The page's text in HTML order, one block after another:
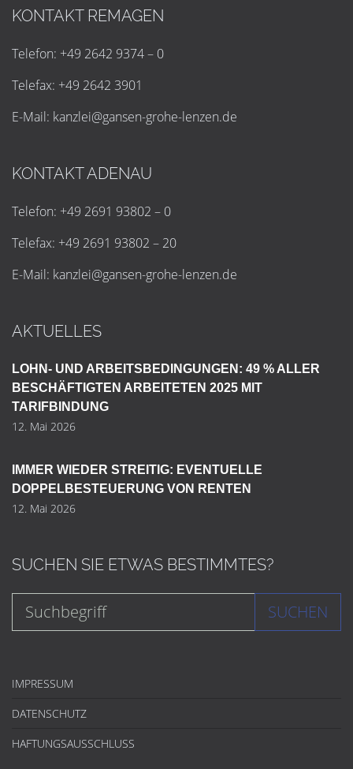
KONTAKT REMAGEN
Telefon: +49 2642 9374 – 0
Telefax: +49 2642 3901
E-Mail: kanzlei@gansen-grohe-lenzen.de
KONTAKT ADENAU
Telefon: +49 2691 93802 – 0
Telefax: +49 2691 93802 – 20
E-Mail: kanzlei@gansen-grohe-lenzen.de
AKTUELLES
LOHN- UND ARBEITSBEDINGUNGEN: 49 % ALLER
BESCHÄFTIGTEN ARBEITETEN 2025 MIT
TARIFBINDUNG
12. Mai 2026
IMMER WIEDER STREITIG: EVENTUELLE
DOPPELBESTEUERUNG VON RENTEN
12. Mai 2026
SUCHEN SIE ETWAS BESTIMMTES?
SUCHEN
IMPRESSUM
DATENSCHUTZ
HAFTUNGSAUSSCHLUSS